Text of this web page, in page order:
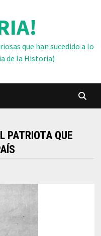
que han sucedido a lo
de la Historia)
PATRIOTA QUE